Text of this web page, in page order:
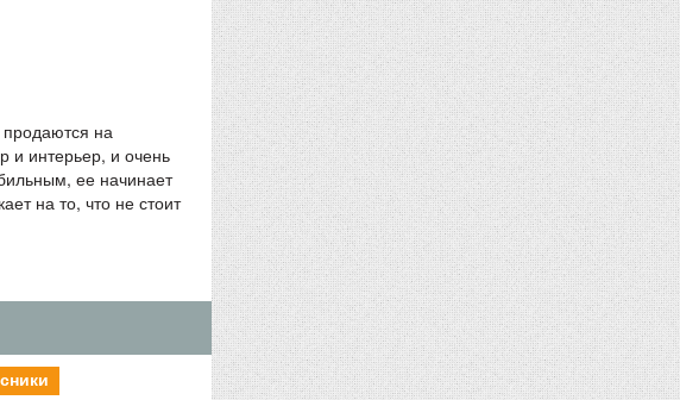
на
и интерьер, и очень
ее начинает
на то, что не стоит